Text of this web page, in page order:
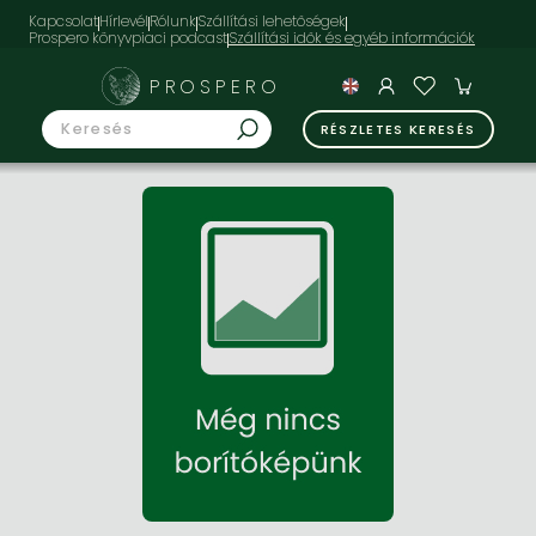
KapcsolatHírlevélRólunkSzállítási lehetőségek
Prospero könyvpiaci podcast
PROSPERO
RÉSZLETES KERESÉS